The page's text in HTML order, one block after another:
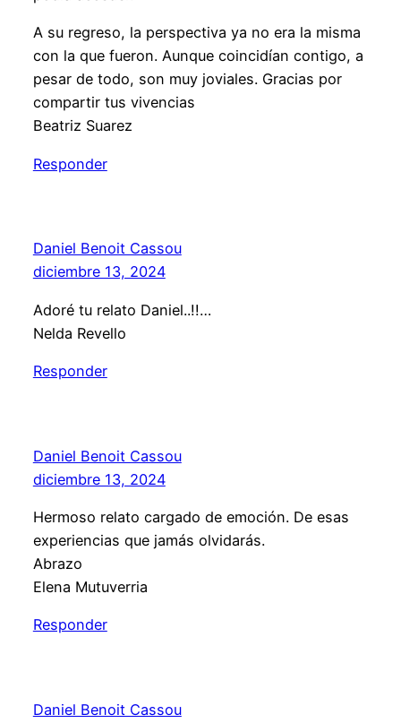
A su regreso, la perspectiva ya no era la misma
con la que fueron. Aunque coincidían contigo, a
pesar de todo, son muy joviales. Gracias por
compartir tus vivencias
Beatriz Suarez
Responder
Daniel Benoit Cassou
diciembre 13, 2024
Adoré tu relato Daniel..!!…
Nelda Revello
Responder
Daniel Benoit Cassou
diciembre 13, 2024
Hermoso relato cargado de emoción. De esas
experiencias que jamás olvidarás.
Abrazo
Elena Mutuverria
Responder
Daniel Benoit Cassou